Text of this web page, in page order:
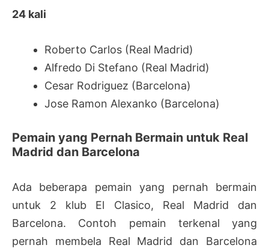
24 kali
Roberto Carlos (Real Madrid)
Alfredo Di Stefano (Real Madrid)
Cesar Rodriguez (Barcelona)
Jose Ramon Alexanko (Barcelona)
Pemain yang Pernah Bermain untuk Real
Madrid dan Barcelona
Ada beberapa pemain yang pernah bermain
untuk 2 klub El Clasico, Real Madrid dan
Barcelona. Contoh pemain terkenal yang
pernah membela Real Madrid dan Barcelona